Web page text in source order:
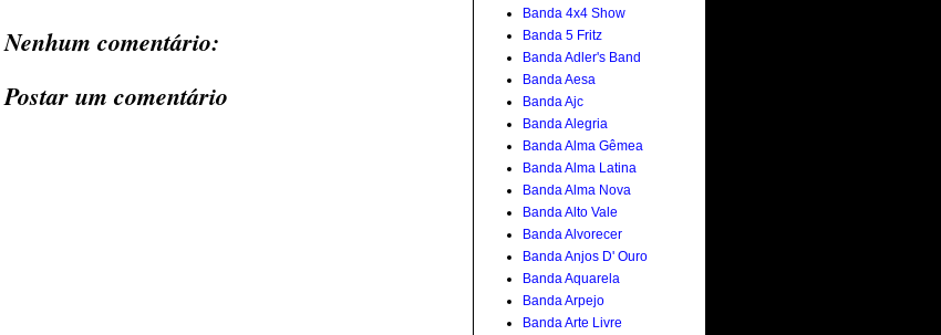
Nenhum comentário:
Postar um comentário
Banda 4x4 Show
Banda 5 Fritz
Banda Adler's Band
Banda Aesa
Banda Ajc
Banda Alegria
Banda Alma Gêmea
Banda Alma Latina
Banda Alma Nova
Banda Alto Vale
Banda Alvorecer
Banda Anjos D' Ouro
Banda Aquarela
Banda Arpejo
Banda Arte Livre